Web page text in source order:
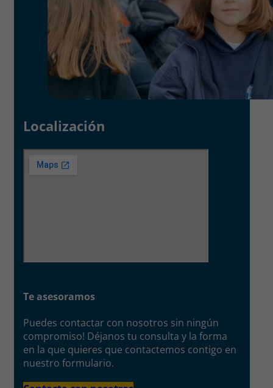
Localización
Te asesoramos
Puedes contactar con nosotros sin ningún
compromiso! Déjanos tu consulta y la forma
en la que quieres que contactemos contigo en
nuestro formulario.